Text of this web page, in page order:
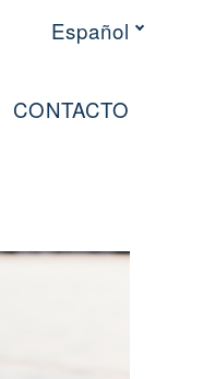
Español
CONTACTO